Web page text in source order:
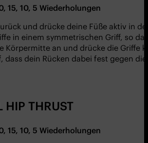
15, 10, 5 Wiederholungen
und drücke deine Füße aktiv in
in einem symmetrischen Griff, so
Körpermitte an und drücke die Griffe
dass dein Rücken dabei fest gegen
HIP THRUST
15, 10, 5 Wiederholungen